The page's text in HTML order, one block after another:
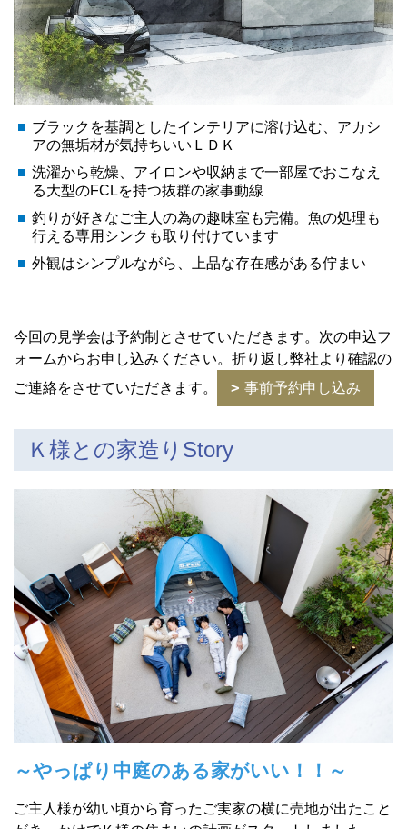
ブラックを基調としたインテリアに溶け込む、アカシ
アの無垢材が気持ちいいＬＤＫ
洗濯から乾燥、アイロンや収納まで一部屋でおこなえ
る大型のFCLを持つ抜群の家事動線
釣りが好きなご主人の為の趣味室も完備。魚の処理も
行える専用シンクも取り付けています
外観はシンプルながら、上品な存在感がある佇まい
今回の見学会は予約制とさせていただきます。次の申込フ
ォームからお申し込みください。折り返し弊社より確認の
ご連絡をさせていただきます。
事前予約申し込み
Ｋ様との家造りStory
～やっぱり中庭のある家がいい！！～
ご主人様が幼い頃から育ったご実家の横に売地が出たこ と